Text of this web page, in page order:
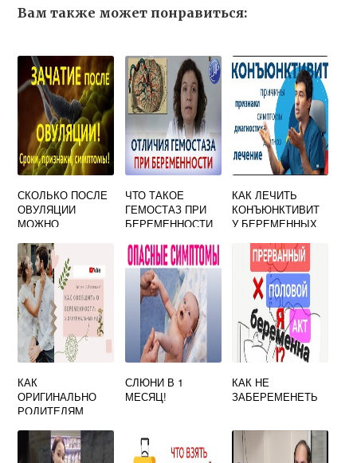
Вам также может понравиться:
СКОЛЬКО ПОСЛЕ
ОВУЛЯЦИИ
МОЖНО
ДНЕЙ
ЧТО ТАКОЕ
ГЕМОСТАЗ ПРИ
БЕРЕМЕННОСТИ
КАК ЛЕЧИТЬ
КОНЪЮНКТИВИТ
У БЕРЕМЕННЫХ
КАК
ОРИГИНАЛЬНО
РОДИТЕЛЯМ
БЕРЕМЕННОСТИ
СЛЮНИ В 1
МЕСЯЦ!
КАК НЕ
ЗАБЕРЕМЕНЕТЬ